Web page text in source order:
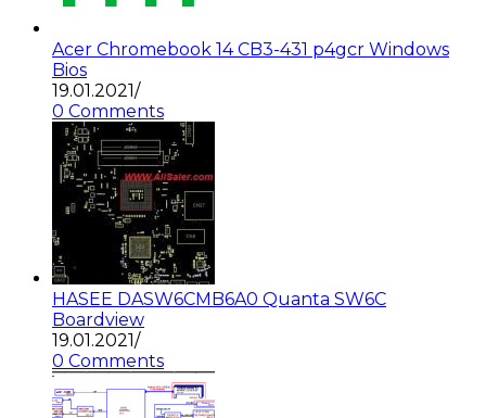
Acer Chromebook 14 CB3-431 p4gcr Windows
Bios
19.01.2021/
0 Comments
HASEE DASW6CMB6A0 Quanta SW6C
Boardview
19.01.2021/
0 Comments